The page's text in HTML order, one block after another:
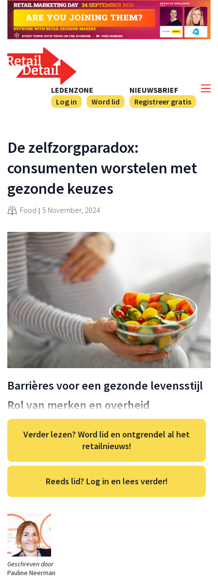
NIEUWSBRIEF
Registreer gratis
LEDENZONE
Log in
Word lid
Geschreven door
Pauline Neerman
De zelfzorgparadox:
consumenten worstelen met
gezonde keuzes
Food 5 November, 2024
Barrières voor een gezonde levensstijl
Rol van merken en overheid
Verder lezen? Word lid en ontgrendel al het
retailnieuws!
Reeds lid? Log in en lees verder!